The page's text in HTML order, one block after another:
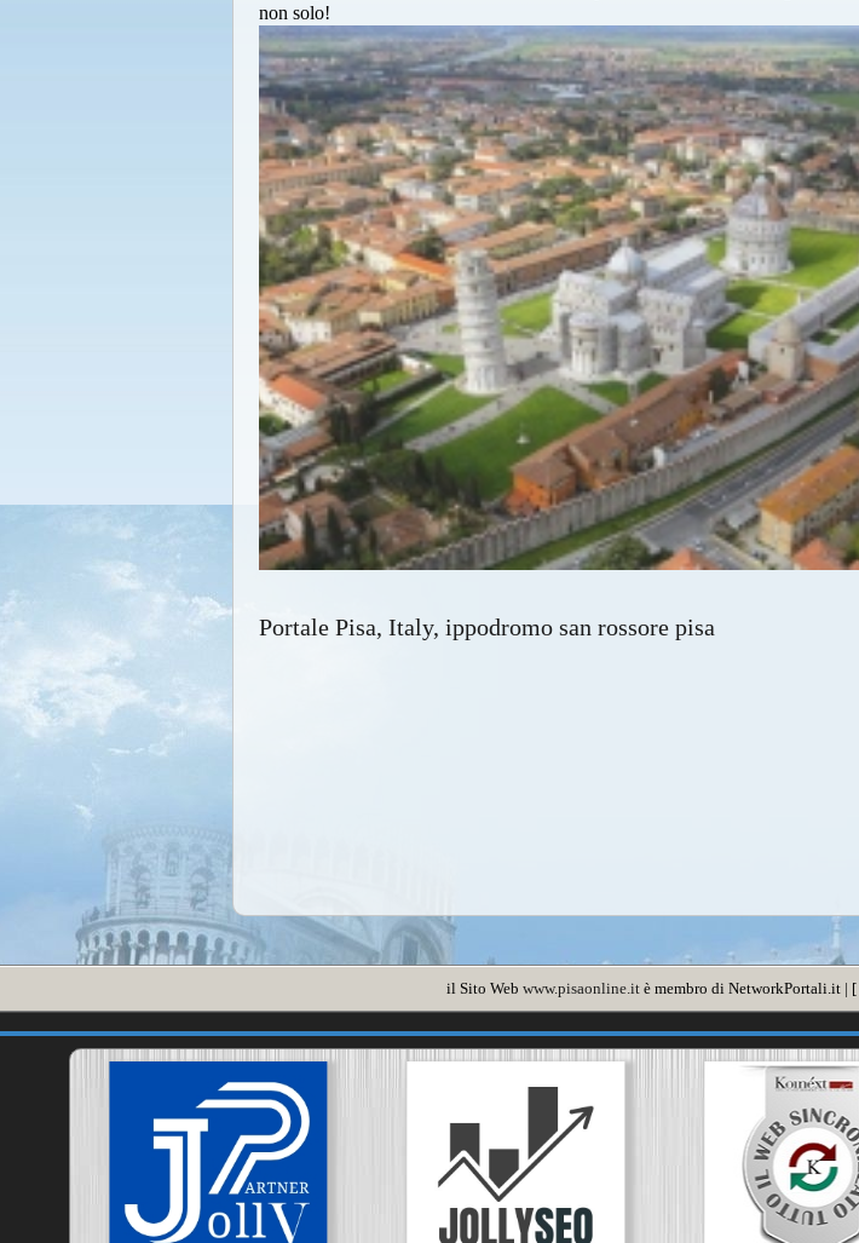
non solo!
Portale Pisa, Italy, ippodromo san rossore pisa
il Sito Web www.pisaonline.it è membro di NetworkPortali.it | [